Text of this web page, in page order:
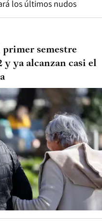
los últimos nudos
primer semestre
y ya alcanzan casi el